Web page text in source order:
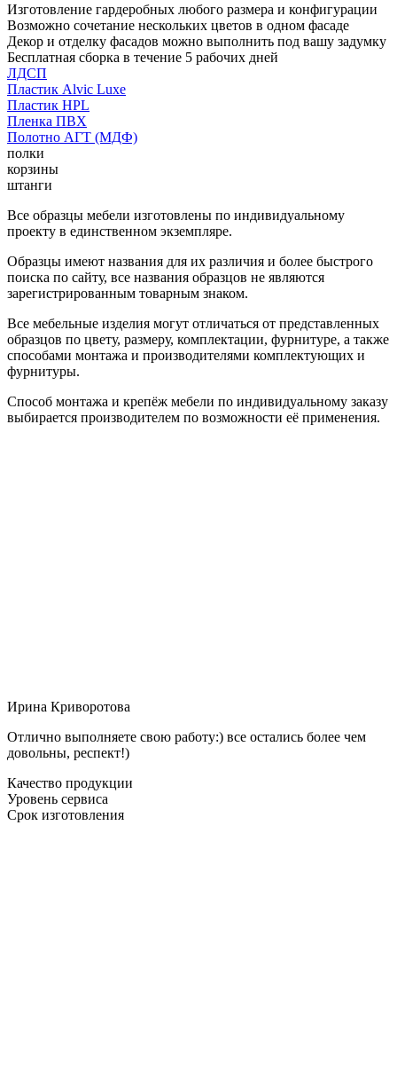
Изготовление гардеробных любого размера и конфигурации
Возможно сочетание нескольких цветов в одном фасаде
Декор и отделку фасадов можно выполнить под вашу задумку
Бесплатная сборка в течение 5 рабочих дней
ЛДСП
Пластик Alvic Luxe
Пластик HPL
Пленка ПВХ
Полотно АГТ (МДФ)
полки
корзины
штанги
Все образцы мебели изготовлены по индивидуальному
проекту в единственном экземпляре.
Образцы имеют названия для их различия и более быстрого
поиска по сайту, все названия образцов не являются
зарегистрированным товарным знаком.
Все мебельные изделия могут отличаться от представленных
образцов по цвету, размеру, комплектации, фурнитуре, а также
способами монтажа и производителями комплектующих и
фурнитуры.
Способ монтажа и крепёж мебели по индивидуальному заказу
выбирается производителем по возможности её применения.
Ирина Криворотова
Отлично выполняете свою работу:) все остались более чем
довольны, респект!)
Качество продукции
Уровень сервиса
Срок изготовления